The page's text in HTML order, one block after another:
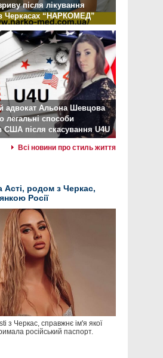
після лікування
Черкасах “НАРКОМЕД”
адвокат Альона Шевцова
легальні способи
США після скасування U4U
Всі новини про стиль життя
Асті, родом з Черкас,
Росії
з Черкас, справжнє ім'я якої
російський паспорт.